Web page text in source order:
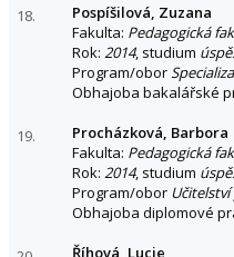
18.
Pospíšilová, Zuzana
Fakulta: Pedagogická
Rok: 2014, studium
Program/obor
Obhajoba bakalářské
19.
Procházková, Barbora
Fakulta: Pedagogická
Rok: 2014, studium
Program/obor
Obhajoba diplomové
Říhová, Lucie